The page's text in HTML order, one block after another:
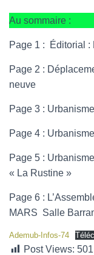
Au sommaire :
Page 1 : Éditorial :
Page 2 :
neuve
Page 3 :
Page 4 :
Page 5 :
« La Rustine »
Page 6 :
MARS Salle
Ademub-Infos-74
Post Views: 501